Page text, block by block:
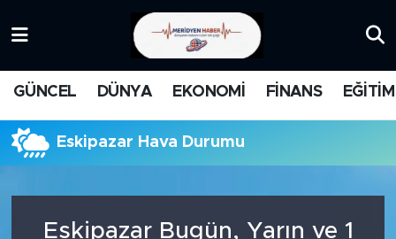
GÜNCEL DÜNYA EKONOMİ FİNANS EĞİTİM
Eskipazar Hava Durumu
Eskipazar Bugün, Yarın ve 1